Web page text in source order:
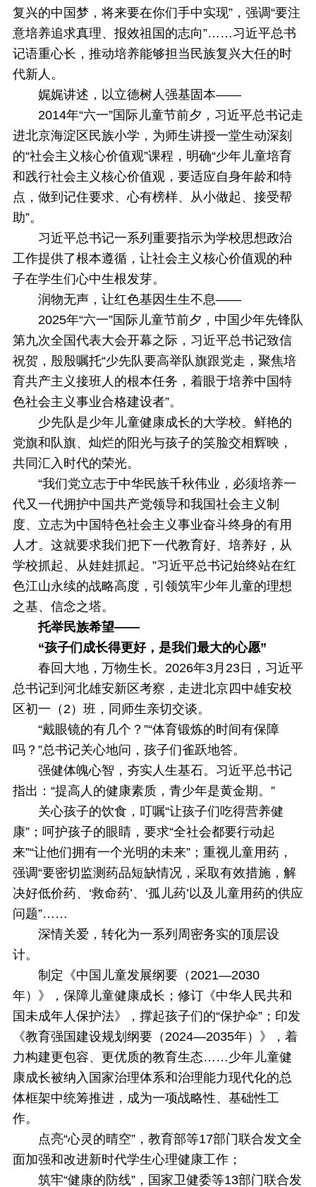
复兴的中国梦，将来要在你们手中实现”，强调“要注
意培养追求真理、报效祖国的志向”……习近平总书
记语重心长，推动培养能够担当民族复兴大任的时
代新人。
娓娓讲述，以立德树人强基固本——
2014年“六一”国际儿童节前夕，习近平总书记走
进北京海淀区民族小学，为师生讲授一堂生动深刻
的“社会主义核心价值观”课程，明确“少年儿童培育
和践行社会主义核心价值观，要适应自身年龄和特
点，做到记住要求、心有榜样、从小做起、接受帮
助”。
习近平总书记一系列重要指示为学校思想政治
工作提供了根本遵循，让社会主义核心价值观的种
子在学生们心中生根发芽。
润物无声，让红色基因生生不息——
2025年“六一”国际儿童节前夕，中国少年先锋队
第九次全国代表大会开幕之际，习近平总书记致信
祝贺，殷殷嘱托“少先队要高举队旗跟党走，聚焦培
育共产主义接班人的根本任务，着眼于培养中国特
色社会主义事业合格建设者”。
少先队是少年儿童健康成长的大学校。鲜艳的
党旗和队旗、灿烂的阳光与孩子的笑脸交相辉映，
共同汇入时代的荣光。
“我们党立志于中华民族千秋伟业，必须培养一
代又一代拥护中国共产党领导和我国社会主义制
度、立志为中国特色社会主义事业奋斗终身的有用
人才。这就要求我们把下一代教育好、培养好，从
学校抓起、从娃娃抓起。”习近平总书记始终站在红
色江山永续的战略高度，引领筑牢少年儿童的理想
之基、信念之塔。
托举民族希望——
“孩子们成长得更好，是我们最大的心愿”
春回大地，万物生长。2026年3月23日，习近平
总书记到河北雄安新区考察，走进北京四中雄安校
区初一（2）班，同师生亲切交谈。
“戴眼镜的有几个？”“体育锻炼的时间有保障
吗？”总书记关心地问，孩子们雀跃地答。
强健体魄心智，夯实人生基石。习近平总书记
指出：“提高人的健康素质，青少年是黄金期。”
关心孩子的饮食，叮嘱“让孩子们吃得营养健
康”；呵护孩子的眼睛，要求“全社会都要行动起
来”“让他们拥有一个光明的未来”；重视儿童用药，
强调“要密切监测药品短缺情况，采取有效措施，解
决好低价药、‘救命药’、‘孤儿药’以及儿童用药的供应
问题”……
深情关爱，转化为一系列周密务实的顶层设
计。
制定《中国儿童发展纲要（2021—2030
年）》，保障儿童健康成长；修订《中华人民共和
国未成年人保护法》，撑起孩子们的“保护伞”；印发
《教育强国建设规划纲要（2024—2035年）》，着
力构建更包容、更优质的教育生态……少年儿童健
康成长被纳入国家治理体系和治理能力现代化的总
体框架中统筹推进，成为一项战略性、基础性工
作。
点亮“心灵的晴空”，教育部等17部门联合发文全
面加强和改进新时代学生心理健康工作；
筑牢“健康的防线”，国家卫健委等13部门联合发